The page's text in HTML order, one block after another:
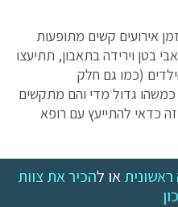
אירועים קשים מתופעות
בטן וירידה בתאבון, תתיעצו
(כמו גם חלק
כמשהו גדול מדי והם מתקשים
כדאי להתייעץ עם רופא
או להכיר את צוות